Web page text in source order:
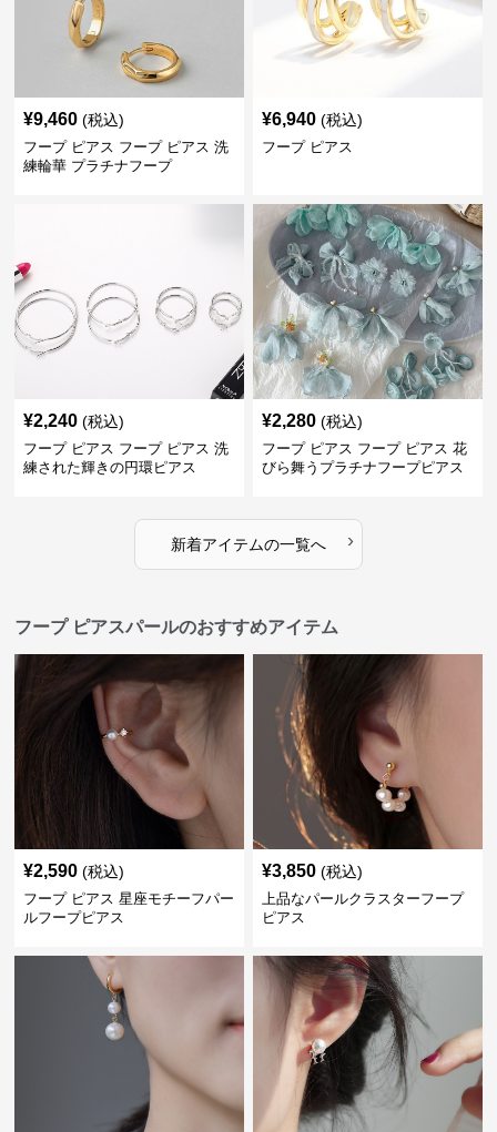
¥9,460 (税込)
フープ ピアス フープ ピアス 洗
練輪華 プラチナフープ
¥6,940 (税込)
フープ ピアス
¥2,240 (税込)
フープ ピアス フープ ピアス 洗
練された輝きの円環ピアス
¥2,280 (税込)
フープ ピアス フープ ピアス 花
びら舞うプラチナフープピアス
新着アイテムの一覧へ ›
フープ ピアスパールのおすすめアイテム
¥2,590 (税込)
フープ ピアス 星座モチーフパー
ルフープピアス
¥3,850 (税込)
上品なパールクラスターフープ
ピアス